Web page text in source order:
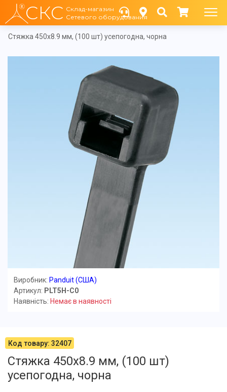
СКС Склад-магазин
Сетевого оборудования
Cтяжка 450х8.9 мм, (100 шт) усепогодна, чорна
Виробник: Panduit (США)
Артикул: PLT5H-C0
Наявність: Немає в наявності
Код товару: 32407
Cтяжка 450х8.9 мм, (100 шт)
усепогодна, чорна